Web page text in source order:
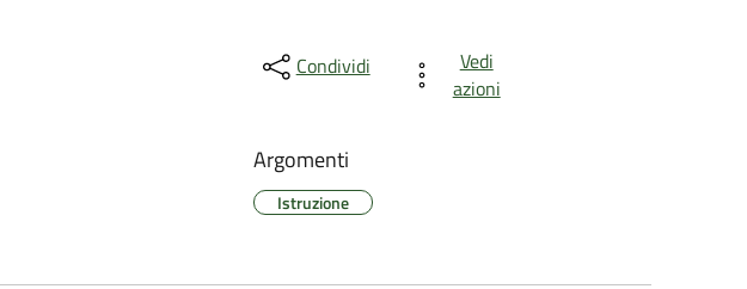
Condividi
Vedi
azioni
Argomenti
Istruzione